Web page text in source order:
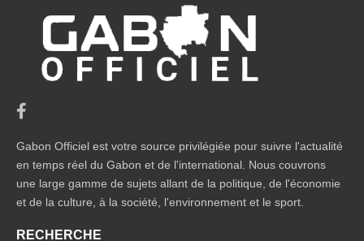
Gabon Officiel est votre source privilégiée pour suivre l'actualité
en temps réel du Gabon et de l'international. Nous couvrons
une large gamme de sujets allant de la politique, de l'économie
et de la culture, à la société, l'environnement et le sport.
RECHERCHE